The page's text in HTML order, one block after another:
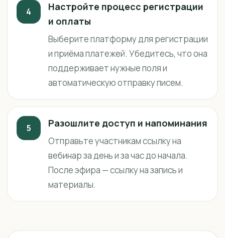
4
Настройте процесс регистрации
и оплаты
Выберите платформу для регистрации
и приёма платежей. Убедитесь, что она
поддерживает нужные поля и
автоматическую отправку писем.
5 Разошлите доступ и напоминания
Отправьте участникам ссылку на
вебинар за день и за час до начала.
После эфира — ссылку на запись и
материалы.